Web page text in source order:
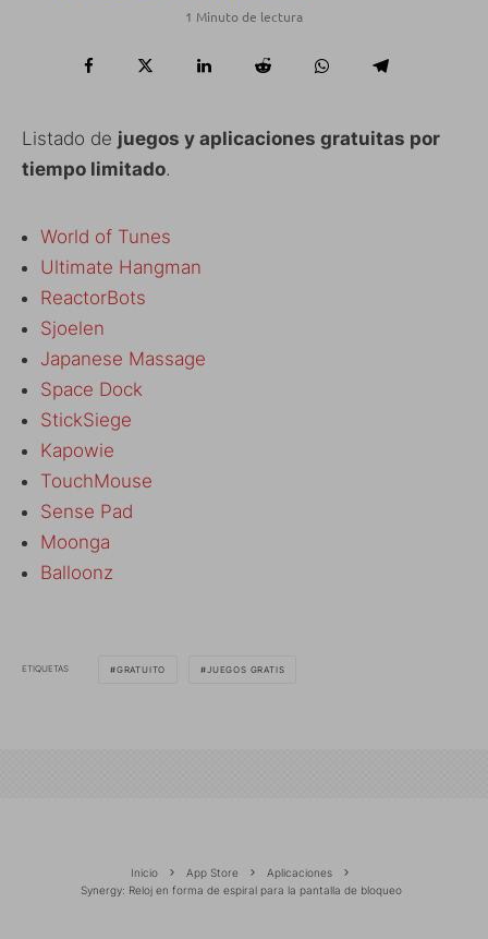
1 Minuto de lectura
Listado de juegos y aplicaciones gratuitas por
tiempo limitado.
World of Tunes
Ultimate Hangman
ReactorBots
Sjoelen
Japanese Massage
Space Dock
StickSiege
Kapowie
TouchMouse
Sense Pad
Moonga
Balloonz
ETIQUETAS GRATUITO JUEGOS GRATIS
Inicio App Store
Aplicaciones
Synergy: Reloj en forma de espiral para la pantalla de bloqueo